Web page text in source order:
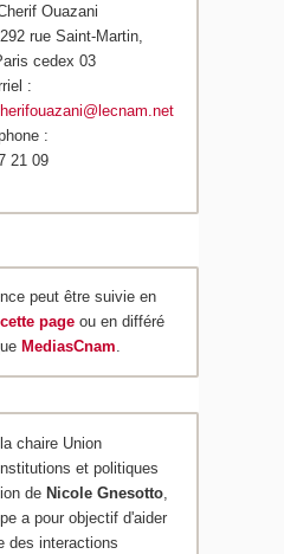
Ouazani
rue Saint-Martin,
cedex 03
:
:
21 09
peut être suivie en
cette page ou en différé
MediasCnam.
chaire Union
et politiques
de Nicole Gnesotto
a pour objectif d'aider
des interactions